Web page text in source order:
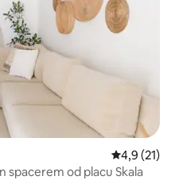
Średnia
4,9 (21)
spacerem od placu Skala